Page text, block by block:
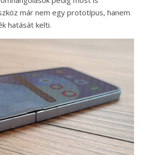
már nem egy prototípus, hanem
hatását kelti.